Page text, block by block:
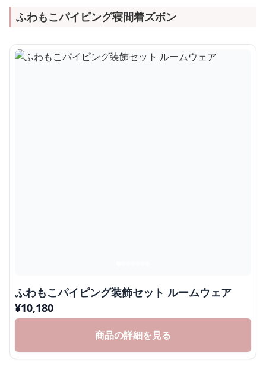
ふわもこパイピング寝間着ズボン
ふわもこパイピング装飾セット ルームウェア
¥10,180
商品の詳細を見る